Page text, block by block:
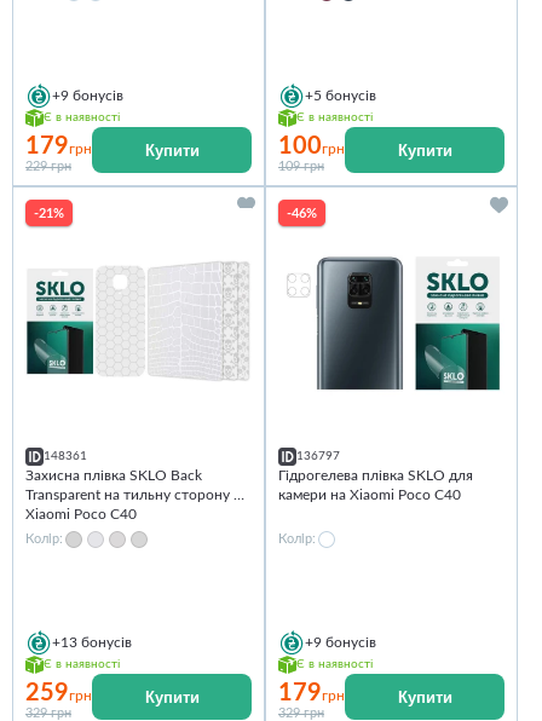
+9 бонусів
Є в наявності
179грн
229 грн
Купити
+5 бонусів
Є в наявності
100грн
109 грн
Купити
-21%
148361
Захисна плівка SKLO Back
Transparent на тильну сторону на
Xiaomi Poco C40
Колір:
+13 бонусів
Є в наявності
259грн
329 грн
Купити
-46%
136797
Гідрогелева плівка SKLO для
камери на Xiaomi Poco C40
Колір:
+9 бонусів
Є в наявності
179грн
329 грн
Купити